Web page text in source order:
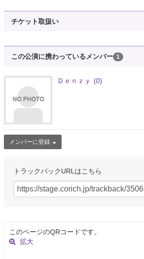
チケット取扱い
この公演に携わっているメンバー 1
Ｄｅｎｚｙ (0)
メンバーに登録
トラックバックURLはこちら
このページのQRコードです。
拡大